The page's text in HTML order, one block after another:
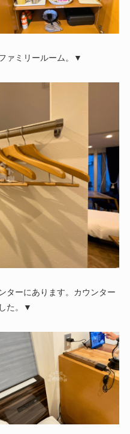
ァミリールーム。▼
ターにあります。カウンター
た。▼